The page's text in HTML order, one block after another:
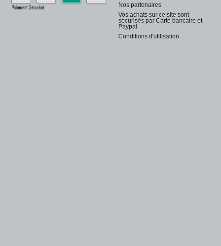
Nos partenaires
Vos achats sur ce site sont
sécurisés par Carte bancaire et
Paypal
Conditions d'utilisation